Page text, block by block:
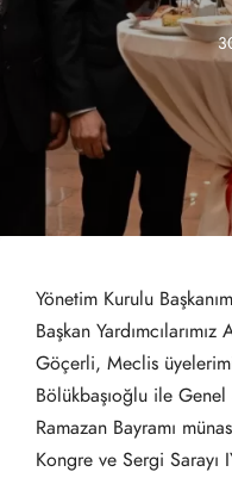
Yönetim Kurulu
Başkan
Göçerli, Meclis
Bölükbaşıoğlu ile
Ramazan Bayramı
Kongre ve Sergi Sarayı